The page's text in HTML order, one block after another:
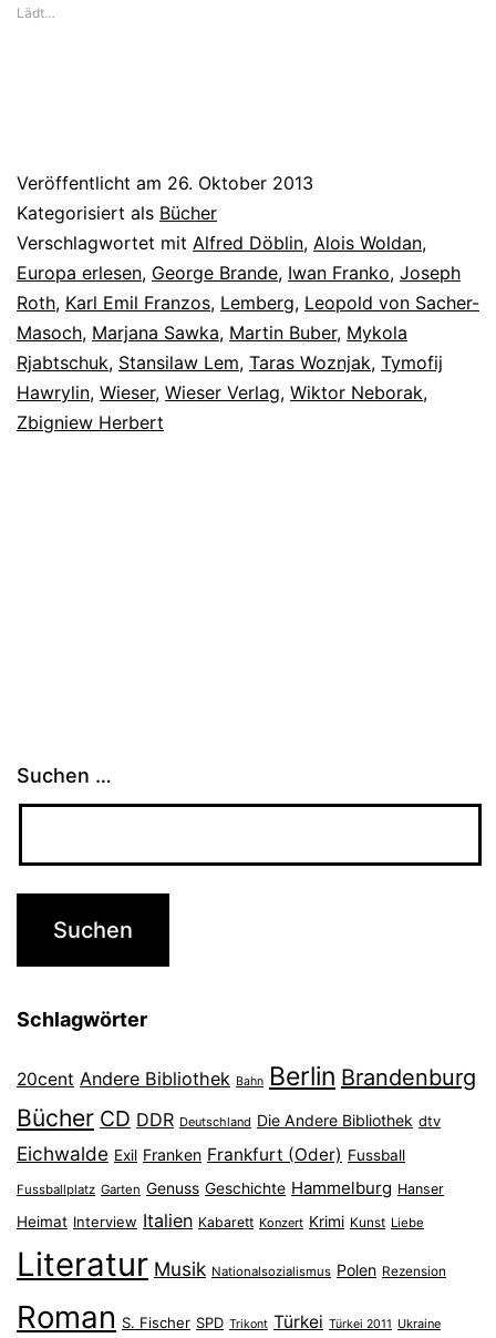
Lädt…
Veröffentlicht am 26. Oktober 2013
Kategorisiert als Bücher
Verschlagwortet mit Alfred Döblin, Alois Woldan,
Europa erlesen, George Brande, Iwan Franko, Joseph
Roth, Karl Emil Franzos, Lemberg, Leopold von Sacher-
Masoch, Marjana Sawka, Martin Buber, Mykola
Rjabtschuk, Stansilaw Lem, Taras Woznjak, Tymofij
Hawrylin, Wieser, Wieser Verlag, Wiktor Neborak,
Zbigniew Herbert
Suchen …
Schlagwörter
20cent Andere Bibliothek Bahn Berlin Brandenburg
Bücher CD DDR Deutschland Die Andere Bibliothek dtv
Eichwalde Exil Franken Frankfurt (Oder) Fussball
Fussballplatz Garten Genuss Geschichte Hammelburg Hanser
Heimat Interview Italien Kabarett Konzert Krimi Kunst Liebe
Literatur Musik Nationalsozialismus Polen Rezension
Roman S. Fischer SPD Trikont Türkei Türkei 2011 Ukraine